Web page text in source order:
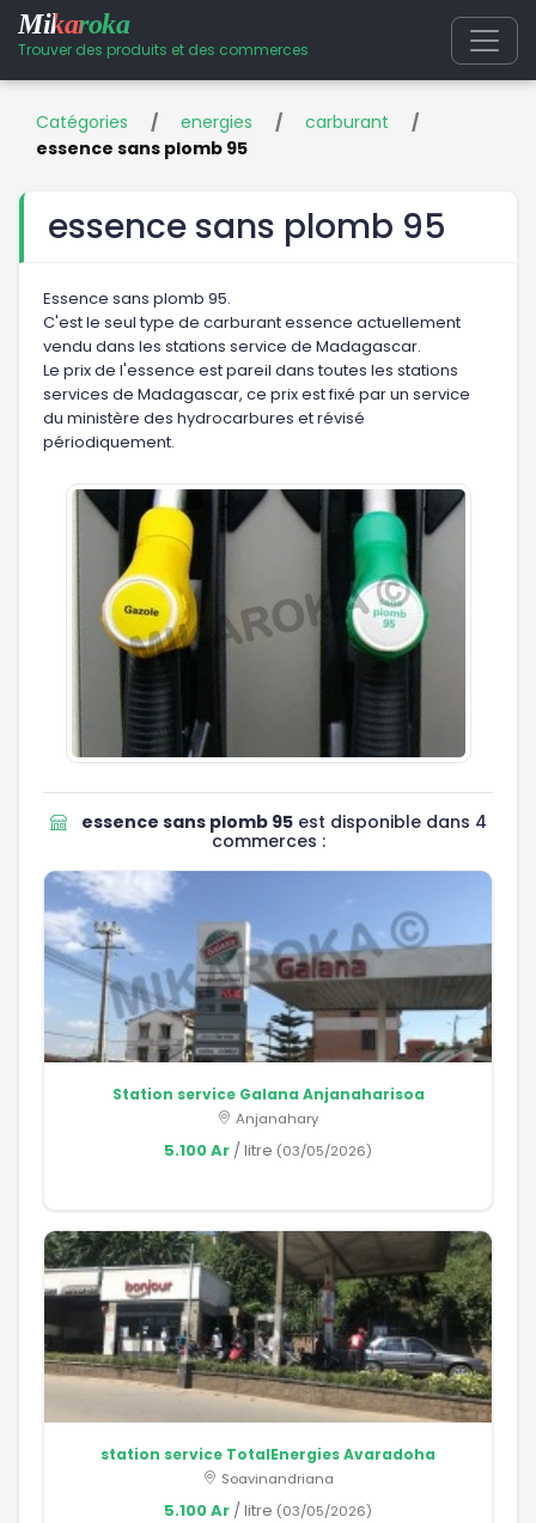
Mikaroka
Trouver des produits et des commerces
Catégories / energies / carburant
/
essence sans plomb 95
essence sans plomb 95
Essence sans plomb 95.
C'est le seul type de carburant essence actuellement
vendu dans les stations service de Madagascar.
Le prix de l'essence est pareil dans toutes les stations
services de Madagascar, ce prix est fixé par un service
du ministère des hydrocarbures et révisé
périodiquement.
essence sans plomb 95est disponible dans 4
commerces :
Station service Galana Anjanaharisoa
Anjanahary
5.100 Ar / litre (03/05/2026)
station service TotalEnergies Avaradoha
Soavinandriana
5.100 Ar / litre (03/05/2026)